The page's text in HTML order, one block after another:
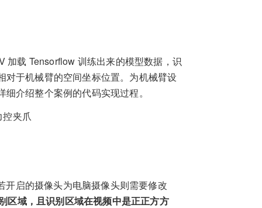
载 Tensorflow 训练出来的模型数据，识
于机械臂的空间坐标位置。为机械臂设
介绍整个案例的代码实现过程。
夹爪
启的摄像头为电脑摄像头则需要修改
区域，且识别区域在视频中是正正方方